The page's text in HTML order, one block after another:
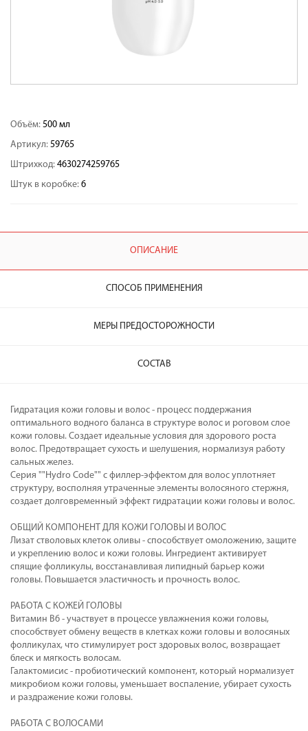
Объём: 500 мл
Артикул: 59765
Штрихкод: 4630274259765
Штук в коробке: 6
ОПИСАНИЕ
СПОСОБ ПРИМЕНЕНИЯ
МЕРЫ ПРЕДОСТОРОЖНОСТИ
СОСТАВ
Гидратация кожи головы и волос - процесс поддержания
оптимального водного баланса в структуре волос и роговом слое
кожи головы. Создает идеальные условия для здорового роста
волос. Предотвращает сухость и шелушения, нормализуя работу
сальных желез.
Серия ""Hydro Code"" с филлер-эффектом для волос уплотняет
структуру, восполняя утраченные элементы волосяного стержня,
создает долговременный эффект гидратации кожи головы и волос.
ОБЩИЙ КОМПОНЕНТ ДЛЯ КОЖИ ГОЛОВЫ И ВОЛОС
Лизат стволовых клеток оливы - способствует омоложению, защите
и укреплению волос и кожи головы. Ингредиент активирует
спящие фолликулы, восстанавливая липидный барьер кожи
головы. Повышается эластичность и прочность волос.
РАБОТА С КОЖЕЙ ГОЛОВЫ
Витамин B6 - участвует в процессе увлажнения кожи головы,
способствует обмену веществ в клетках кожи головы и волосяных
фолликулах, что стимулирует рост здоровых волос, возвращает
блеск и мягкость волосам.
Галактомисис - пробиотический компонент, который нормализует
микробиом кожи головы, уменьшает воспаление, убирает сухость
и раздражение кожи головы.
РАБОТА С ВОЛОСАМИ